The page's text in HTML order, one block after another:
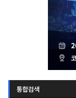
통합검색